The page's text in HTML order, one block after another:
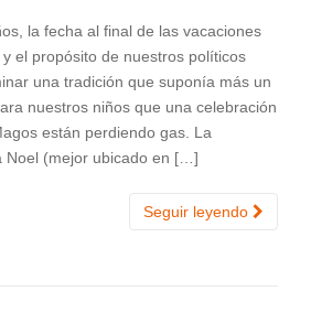
la fecha al final de las vacaciones
el propósito de nuestros políticos
una tradición que suponía más un
nuestros niños que una celebración
están perdiendo gas. La
Noel (mejor ubicado en […]
Seguir leyendo